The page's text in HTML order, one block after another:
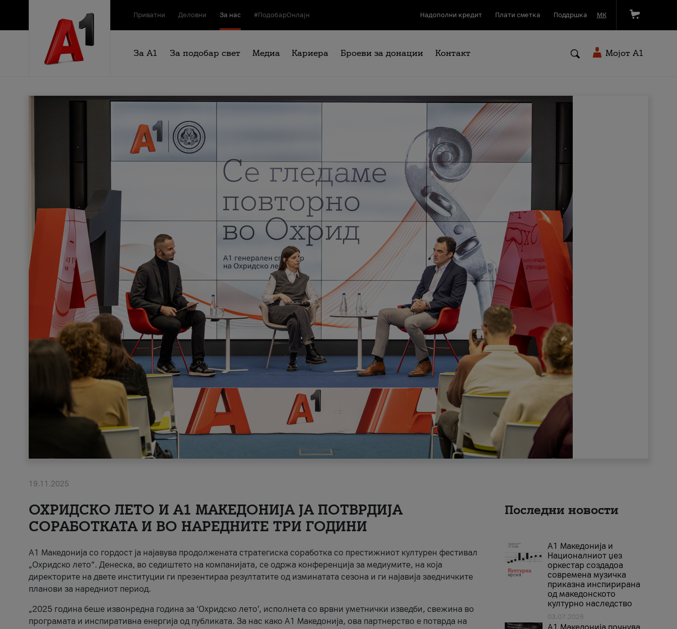
Приватни Деловни За нас #ПодобарОнлајн Надополни кредит Плати сметка Поддршка МК
За А1 За подобар свет Медиа Кариера Броеви за донации Контакт Мојот A1
19.11.2025
ОХРИДСКО ЛЕТО И A1 МАКЕДОНИЈА ЈА ПОТВРДИЈА
СОРАБОТКАТА И ВО НАРЕДНИТЕ ТРИ ГОДИНИ
A1 Македонија со гордост ја најавува продолжената стратегиска соработка со престижниот културен фестивал
„Охридско лето“. Денеска, во седиштето на компанијата, се одржа конференција за медиумите, на која
директорите на двете институции ги презентираа резултатите од изминатата сезона и ги најавија заедничките
планови за наредниот период.
„2025 година беше извонредна година за ‘Охридско лето’, исполнета со врвни уметнички изведби, свежина во
програмата и инспиративна енергија од публиката. За нас како A1 Македонија, ова партнерство е потврда на
Последни новости
А1 Македонија и
Националниот џез
оркестар создадоа
современа музичка
приказна инспирирана
од македонското
културно наследство
03.07.2026